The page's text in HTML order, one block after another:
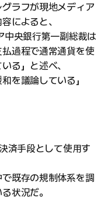
ラフが現地メディア
によると、
中央銀行第一副総裁は
払過程で通常通貨を使
る」と述べ、
を議論している」
済手段として使用す
既存の規制体系を調
状況だ。